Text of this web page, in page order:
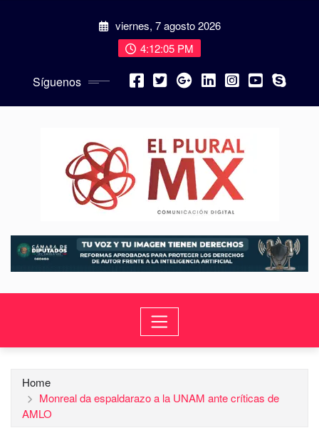
viernes, 7 agosto 2026
4:12:06 PM
Síguenos
Home
Monreal da espaldarazo a la UNAM ante críticas de
AMLO